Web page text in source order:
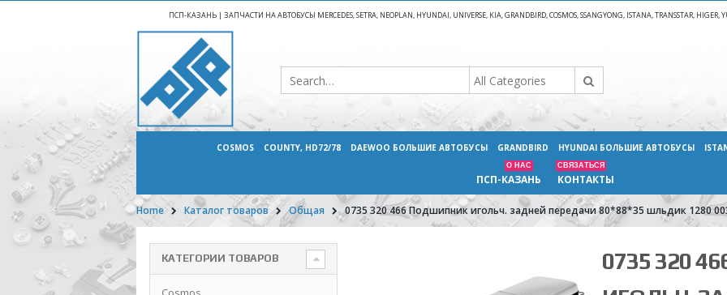
ПСП-КАЗАНЬ | ЗАПЧАСТИ НА АВТОБУСЫ MERCEDES, SETRA, NEOPLAN, HYUNDAI, UNIVERSE, KIA, GRANDBIRD, COSMOS, SSANGYONG, ISTANA, TRANSSTAR, HIGER,
COSMOS COUNTY, HD72/78 DAEWOO БОЛЬШИЕ АВТОБУСЫ GRANDBIRD HYUNDAI БОЛЬШИЕ АВТОБУСЫ
ПСП-КАЗАНЬ
О НАС
КОНТАКТЫ
СВЯЗАТЬСЯ
Home Каталог товаров Общая 0735 320 466 Подшипник игольч. задней передачи 80*88*35 шльдик 1280
0735 320
КАТЕГОРИИ ТОВАРОВ